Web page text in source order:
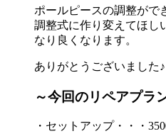
ポールピースの調整がで
調整式に作り変えてほし
なり良くなります。
ありがとうございました♪
～今回のリペアプラ
・セットアップ・・・